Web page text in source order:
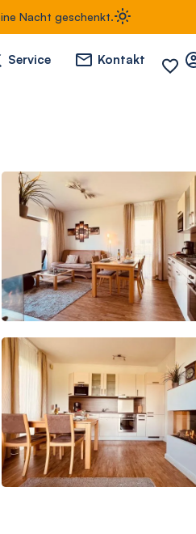
Nacht geschenkt.
Service Kontakt